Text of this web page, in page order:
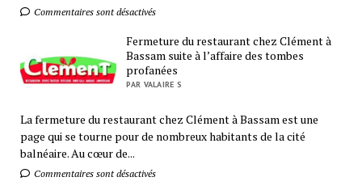
Commentaires sont désactivés
Fermeture du restaurant chez Clément à
Bassam suite à l’affaire des tombes
profanées
PAR VALAIRE S
La fermeture du restaurant chez Clément à Bassam est une
page qui se tourne pour de nombreux habitants de la cité
balnéaire. Au cœur de...
Commentaires sont désactivés